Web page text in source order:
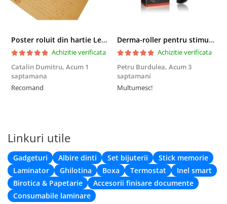
Poster roluit din hartie Leonardo Da Vinci, Vitruvian Man, vintage, 51x35 cm
Achizitie verificata
Catalin Dumitru, Acum 1
saptamana
Recomand
Derma-roller pentru stimularea cresterii parului, scalp si barba, Beard Roller
Achizitie verificata
Petru Burdulea, Acum 3
saptamani
Multumesc!
Linkuri utile
Gadgeturi Albire dinti Set bijuterii
Stick memorie
Laminator
Ghilotina Boxa Termostat
Inel smart
Birotica & Papetarie
Accesorii finisare documente
Consumabile laminare